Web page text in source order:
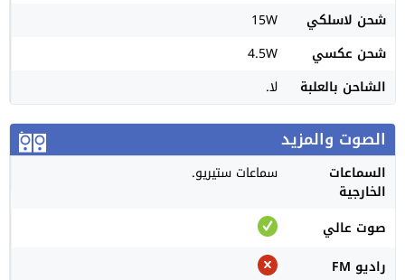
شحن لاسلكي
15W
شحن عكسي
4.5W
الشاحن بالعلبة
لا.
الصوت والمزيد
السماعات
الخارجية
سماعات ستيريو.
صوت عالي
راديو FM